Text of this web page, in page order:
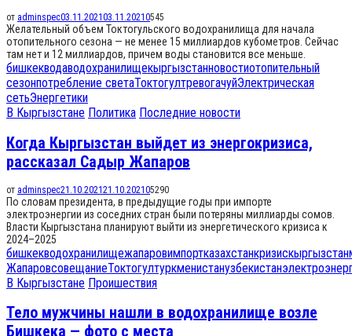
от adminspec03.11.202103.11.20210545
Желательный объем Токтогульского водохранилища для начала
отопительного сезона — не менее 15 миллиардов кубометров. Сейчас
там нет и 12 миллиардов, причем воды становится все меньше.
бишкекводаводохранилищекыргызстанновостиотопительный
сезонпотребление светаТоктогултревогачуйЭлектрическая
сетьЭнергетики
В Кыргызстане Политика Последние новости
Когда Кыргызстан выйдет из энергокризиса,
рассказал Садыр Жапаров
от adminspec21.10.202121.10.202105290
По словам президента, в предыдущие годы при импорте
электроэнергии из соседних стран были потеряны миллиарды сомов.
Власти Кыргызстана планируют выйти из энергетического кризиса к
2024–2025
бишкекводохранилищежапаровимпортказахстанкризискыргызстан
ЖапаровсовещаниеТоктогултуркменистанузбекистан
В Кыргызстане Проишествия
Тело мужчины нашли в водохранилище возле
Бишкека — фото с места